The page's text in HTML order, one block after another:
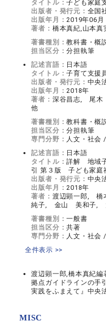
タイトル：子ども家庭
出版者・発行元： 全国
出版年月：2019年06月
著者： 橋本真紀,山本
著書種別：教科書・概
担当区分：分担執筆
記述言語： 日本語
タイトル：子育て支援
出版者・発行元： 中央
出版年月：2018年
著者： 深谷昌志, 尾
他
著書種別：教科書・概
担当区分：分担執筆
専門分野： 人文・社会
記述言語： 日本語
タイトル：詳解 地域
引 第３版 子ども家庭
出版者・発行元： 中央
出版年月：2018年
著者： 渡辺顕一郎,
純子, 金山 美和子,
著書種別：一般書
担当区分：共著
専門分野： 人文・社会
全件表示 >>
渡辺顕一郎,橋本真紀編
拠点ガイドラインの手
実践をふまえて』中央
MISC